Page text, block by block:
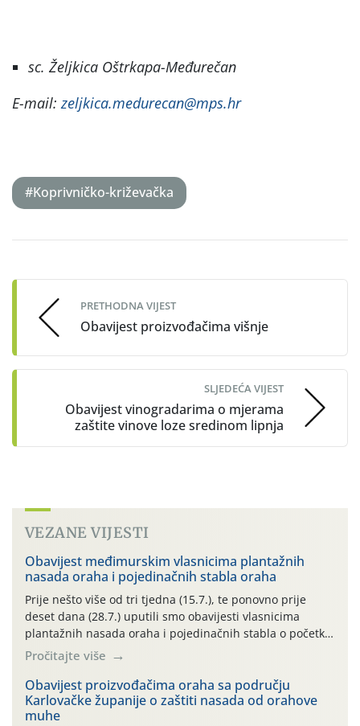
sc. Željkica Oštrkapa-Međurečan
E-mail: zeljkica.medurecan@mps.hr
#Koprivničko-križevačka
navigation
PRETHODNA VIJEST
Obavijest proizvođačima višnje
SLJEDEĆA VIJEST
Obavijest vinogradarima o mjerama
zaštite vinove loze sredinom lipnja
VEZANE VIJESTI
Obavijest međimurskim vlasnicima plantažnih
nasada oraha i pojedinačnih stabla oraha
Prije nešto više od tri tjedna (15.7.), te ponovno prije
deset dana (28.7.) uputili smo obavijesti vlasnicima
plantažnih nasada oraha i pojedinačnih stabla o početku
leta i ovogodišnjoj potrebi usmjerenog suzbijanja
orahove muhe (Rhagoletis completa)! Već dvanaest dana
traje drugi ovogodišnji “toplinski udar”, koji naročito
izražen zadnja šest dana (31.7.-05.8.), jer najviše
temperature zraka svakodnevno […]
Pročitajte više
Obavijest proizvođačima oraha sa području
Karlovačke županije o zaštiti nasada od orahove
muhe